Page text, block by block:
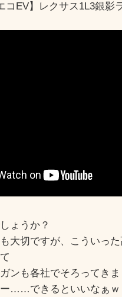
EV】 レクサス1L3銀影
ょうか？
大切ですが、こういっ
ンも各社でそろってきま
……できるといいなぁｗ